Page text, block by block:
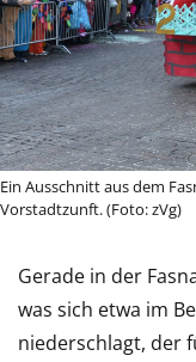
Ein Ausschnitt aus dem
Vorstadtzunft. (Foto: zVg)
Gerade in der
was sich etwa im
niederschlagt, der